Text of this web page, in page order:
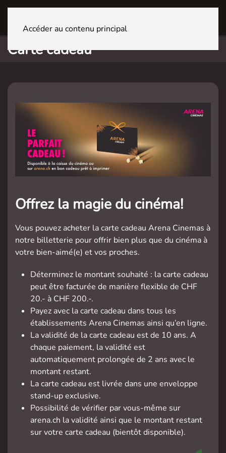
Accéder au contenu principal
Carte cadeau
Offrez la magie du cinéma!
Vous pouvez acheter la carte cadeau Arena Cinemas à
notre billetterie pour offrir bien plus que du cinéma à
votre bien-aimé(e) et vos proches.
Déterminez le montant souhaité : la carte cadeau
peut être facturée de manière flexible de CHF
20.- à CHF 200.-.
Payez avec la carte cadeau dans tous les
établissements Arena Cinemas ainsi qu’en ligne.
La validité de la carte cadeau est de 10 ans. A
chaque paiement, la validité est
automatiquement prolongée de 2 ans avec le
montant restant.
La carte cadeau est livrée dans une enveloppe
stand-up exclusive.
Possibilité de vérifier par vous-même sur
arena.ch la validité ainsi que le montant restant
sur votre carte cadeau (bientôt disponible).